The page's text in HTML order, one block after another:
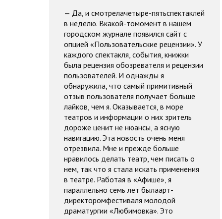
— Да, и смотрелачетыре-пятьспектаклей
в неделю. Вкакой-томомент в нашем
городском журнале появился сайт с
опцией «Пользовательские рецензии». У
каждого спектакля, события, книжки
была рецензия обозревателя и рецензии
пользователей. И однажды я
обнаружила, что самый примитивный
отзыв пользователя получает больше
лайков, чем я. Оказывается, в море
театров и информации о них зритель
дороже ценит не нюансы, а ясную
навигацию. Эта новость очень меня
отрезвила. Мне и прежде больше
нравилось делать театр, чем писать о
нем, так что я стала искать применения
в театре. Работая в «Афише», я
параллельно семь лет былаарт-
директоромфестиваля молодой
драматургии «Любимовка». Это